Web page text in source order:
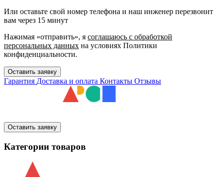
Или оставьте свой номер телефона и наш инженер перезвонит
вам через 15 минут
Нажимая «отправить», я соглашаюсь c обработкой
персональных данных на условиях Политики
конфиденциальности.
Оставить заявку
Гарантия Доставка и оплата Контакты Отзывы
Оставить заявку
Категории товаров